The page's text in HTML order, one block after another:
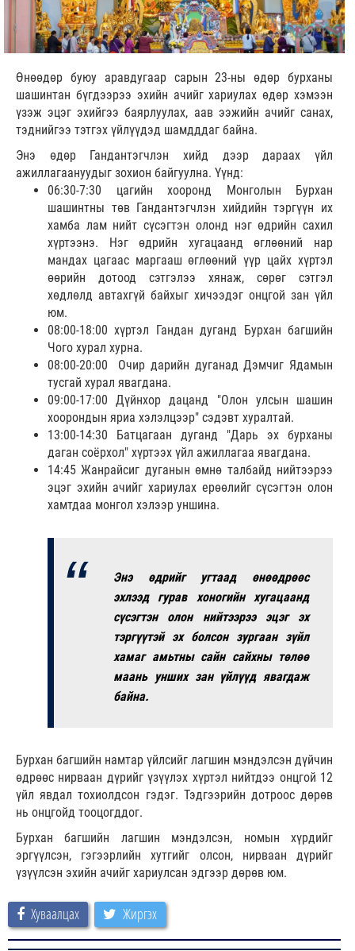
Өнөөдөр буюу аравдугаар сарын 23-ны өдөр бурханы
шашинтан бүгдээрээ эхийн ачийг хариулах өдөр хэмээн
үзэж эцэг эхийгээ баярлуулах, аав ээжийн ачийг санах,
тэднийгээ тэтгэх үйлүүдэд шамдддаг байна.
Энэ өдөр Гандантэгчлэн хийд дээр дараах үйл
ажиллагаануудыг зохион байгуулна. Үүнд:
06:30-7:30 цагийн хооронд Монголын Бурхан
шашинтны төв Гандантэгчлэн хийдийн тэргүүн их
хамба лам нийт сүсэгтэн олонд нэг өдрийн сахил
хүртээнэ. Нэг өдрийн хугацаанд өглөөний нар
мандах цагаас маргааш өглөөний үүр цайх хүртэл
өөрийн дотоод сэтгэлээ хянаж, сөрөг сэтгэл
хөдлөлд автахгүй байхыг хичээдэг онцгой зан үйл
юм.
08:00-18:00 хүртэл Гандан дуганд Бурхан багшийн
Чого хурал хурна.
08:00-20:00 Очир дарийн дуганад Дэмчиг Ядамын
тусгай хурал явагдана.
09:00-17:00 Дүйнхор дацанд "Олон улсын шашин
хоорондын яриа хэлэлцээр" сэдэвт хуралтай.
13:00-14:30 Батцагаан дуганд "Дарь эх бурханы
даган соёрхол" хүртээх үйл ажиллагаа явагдана.
14:45 Жанрайсиг дуганын өмнө талбайд нийтээрээ
эцэг эхийн ачийг хариулах ерөөлийг сүсэгтэн олон
хамтдаа монгол хэлээр уншина.
Энэ өдрийг угтаад өнөөдрөөс
эхлээд гурав хоногийн хугацаанд
сүсэгтэн олон нийтээрээ эцэг эх
тэргүүтэй эх болсон зургаан зүйл
хамаг амьтны сайн сайхны төлөө
маань унших зан үйлүүд явагдаж
байна.
Бурхан багшийн намтар үйлсийг лагшин мэндэлсэн дүйчин
өдрөөс нирваан дүрийг үзүүлэх хүртэл нийтдээ онцгой 12
үйл явдал тохиолдсон гэдэг. Тэдгээрийн дотроос дөрөв
нь онцгойд тооцогддог.
Бурхан багшийн лагшин мэндэлсэн, номын хүрдийг
эргүүлсэн, гэгээрлийн хутгийг олсон, нирваан дүрийг
үзүүлсэн эхийн ачийг хариулсан эдгээр дөрөв юм.
Хуваалцах Жиргэх